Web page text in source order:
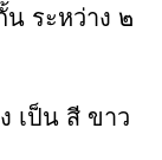
น ระหว่าง ๒
เป็น สี ขาว